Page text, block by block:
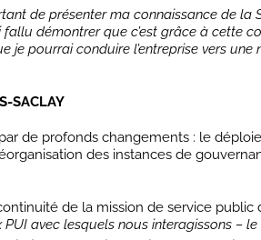
de présenter ma connaissance de la
démontrer que c’est grâce à cette
pourrai conduire l’entreprise vers
SACLAY
de profonds changements : le
des instances de
de la mission de service public
avec lesquels nous interagissons –